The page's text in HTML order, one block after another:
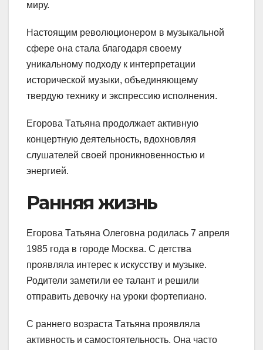
миру.
Настоящим революционером в музыкальной
сфере она стала благодаря своему
уникальному подходу к интерпретации
исторической музыки, объединяющему
твердую технику и экспрессию исполнения.
Егорова Татьяна продолжает активную
концертную деятельность, вдохновляя
слушателей своей проникновенностью и
энергией.
Ранняя жизнь
Егорова Татьяна Олеговна родилась 7 апреля
1985 года в городе Москва. С детства
проявляла интерес к искусству и музыке.
Родители заметили ее талант и решили
отправить девочку на уроки фортепиано.
С раннего возраста Татьяна проявляла
активность и самостоятельность. Она часто